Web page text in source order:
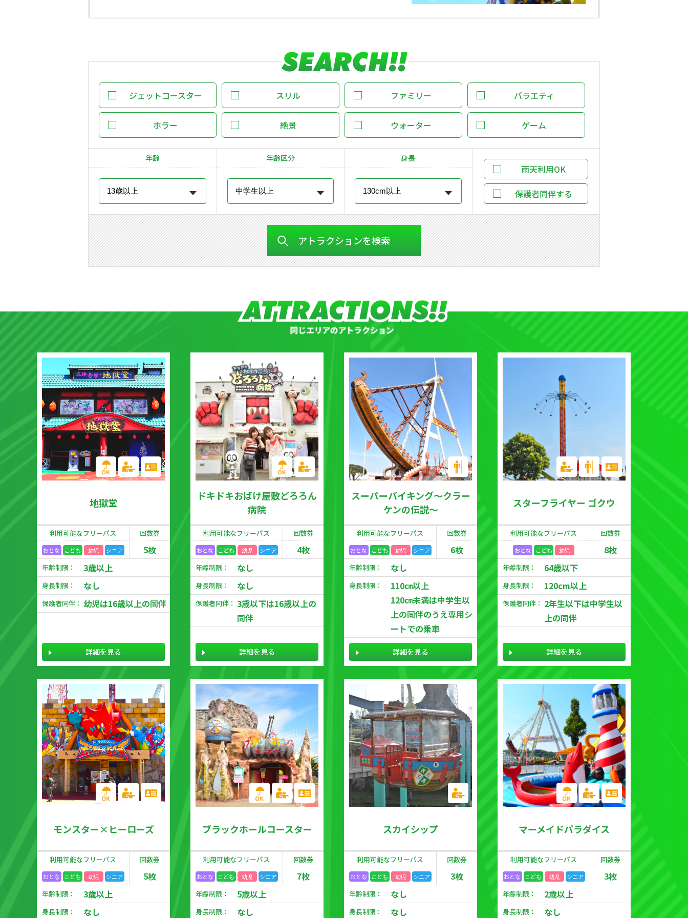
ジェットコースター スリル ファミリー バラエティ
ホラー 絶景 ウォーター ゲーム
年齢 年齢区分 身長
雨天利用OK
保護者同伴する
アトラクションを検索
地獄堂
利用可能なフリーパス
おとな こども 幼児 シニア
回数券
5枚
年齢制限： 3歳以上
身長制限： なし
保護者同伴： 幼児は16歳以上の同伴
詳細を見る
ドキドキおばけ屋敷どろろん
病院
利用可能なフリーパス
おとな こども 幼児 シニア
回数券
4枚
年齢制限： なし
身長制限： なし
保護者同伴： 3歳以下は16歳以上の
同伴
詳細を見る
スーパーバイキング～クラー
ケンの伝説～
利用可能なフリーパス
おとな こども 幼児 シニア
回数券
6枚
年齢制限： なし
身長制限：
110㎝以上
120㎝未満は中学生以
上の同伴のうえ専用シ
ートでの乗車
詳細を見る
スターフライヤー ゴクウ
利用可能なフリーパス
おとな こども 幼児
回数券
8枚
年齢制限： 64歳以下
身長制限： 120cm以上
保護者同伴： 2年生以下は中学生以
上の同伴
詳細を見る
モンスター×ヒーローズ
利用可能なフリーパス
おとな こども 幼児 シニア
回数券
5枚
年齢制限： 3歳以上
身長制限： なし
ブラックホールコースター
利用可能なフリーパス
おとな こども 幼児 シニア
回数券
7枚
年齢制限： 5歳以上
身長制限： なし
スカイシップ
利用可能なフリーパス
おとな こども 幼児 シニア
回数券
3枚
年齢制限： なし
身長制限： なし
マーメイドパラダイス
利用可能なフリーパス
おとな こども 幼児 シニア
回数券
3枚
年齢制限： 2歳以上
身長制限： なし